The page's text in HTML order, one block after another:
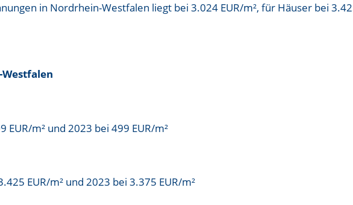
in Nordrhein-Westfalen liegt bei3.024 EUR/m², für Häuser bei
EUR/m² und 2023 bei 499 EUR/m²
EUR/m² und 2023 bei 3.375 EUR/m²